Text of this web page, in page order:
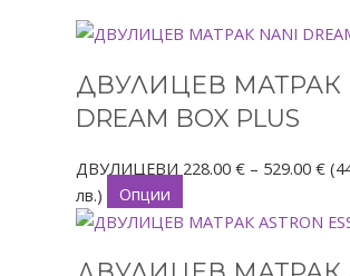
ДВУЛИЦЕВ МАТРАК
DREAM BOX PLUS
ДВУЛИЦЕВИ 228.00 € – 529.00 €
лв.)
Опции
This
has
multiple
The
may
This